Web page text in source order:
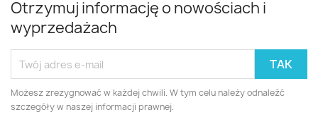
Otrzymuj informację o nowościach i
wyprzedażach
Możesz zrezygnować w każdej chwili. W tym celu należy odnaleźć
szczegóły w naszej informacji prawnej.